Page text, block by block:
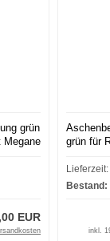
grün
Megane
EUR
grün für
Lieferzeit:
Bestand:
inkl.